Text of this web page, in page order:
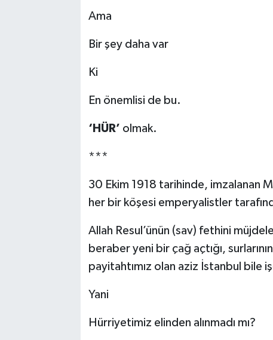
Ama
Bir şey daha var
Ki
En önemlisi de bu.
‘HÜR’ olmak.
***
30 Ekim 1918 tarihinde, imzalanan
her bir köşesi emperyalistler
Allah Resul’ünün (sav) fethini
beraber yeni bir çağ açtığı,
payitahtımız olan aziz İstanbul bile
Yani
Hürriyetimiz elinden alınmadı mı?